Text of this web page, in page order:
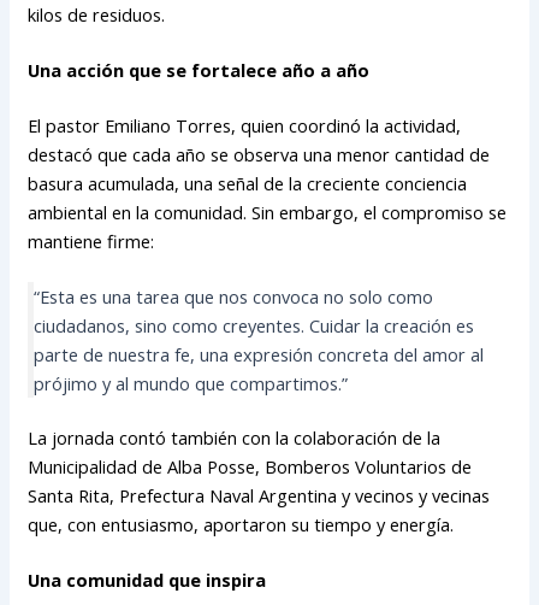
kilos de residuos.
Una acción que se fortalece año a año
El pastor Emiliano Torres, quien coordinó la actividad,
destacó que cada año se observa una menor cantidad de
basura acumulada, una señal de la creciente conciencia
ambiental en la comunidad. Sin embargo, el compromiso se
mantiene firme:
“Esta es una tarea que nos convoca no solo como
ciudadanos, sino como creyentes. Cuidar la creación es
parte de nuestra fe, una expresión concreta del amor al
prójimo y al mundo que compartimos.”
La jornada contó también con la colaboración de la
Municipalidad de Alba Posse, Bomberos Voluntarios de
Santa Rita, Prefectura Naval Argentina y vecinos y vecinas
que, con entusiasmo, aportaron su tiempo y energía.
Una comunidad que inspira